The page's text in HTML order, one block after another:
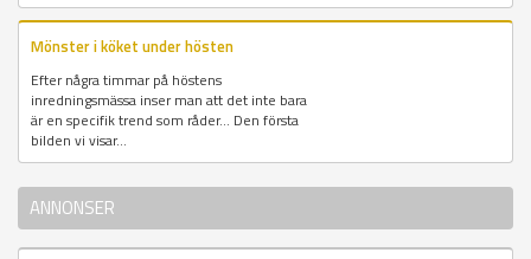
Mönster i köket under hösten
Efter några timmar på höstens
inredningsmässa inser man att det inte bara
är en specifik trend som råder... Den första
bilden vi visar...
ANNONSER